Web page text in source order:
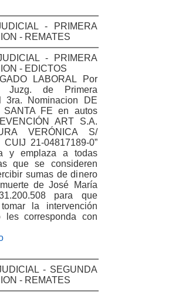
- PRIMERA
- REMATES
- PRIMERA
- EDICTOS
LABORAL Por
Juzg. de Primera
3ra. Nominacion DE
SANTA FE en autos
ART S.A.
VERÓNICA S/
CUIJ 21-04817189-0”
y emplaza a todas
que se consideren
sumas de dinero
de José María
para que
la intervención
les corresponda con
- SEGUNDA
- REMATES